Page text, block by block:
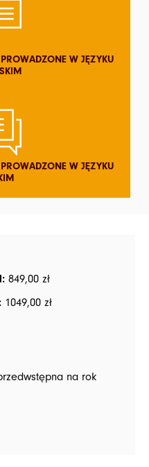
W JĘZYKU
W JĘZYKU
849,00 zł
1049,00 zł
na rok